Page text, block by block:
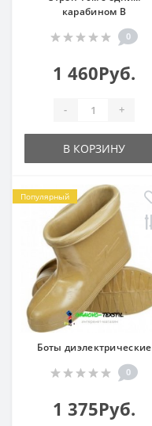
карабином В
0
1 460Руб.
- +
В КОРЗИНУ
Популярный
Боты диэлектрические
0
1 375Руб.